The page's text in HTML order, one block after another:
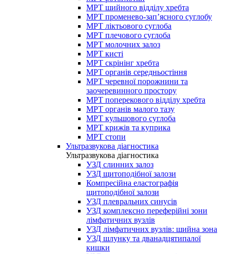
МРТ шийного відділу хребта
МРТ променево-зап’ясного суглобу
МРТ ліктьового суглоба
МРТ плечового суглоба
МРТ молочних залоз
МРТ кисті
МРТ скрінінг хребта
МРТ органів середньостіння
МРТ черевної порожнини та
заочеревинного простору
МРТ поперекового відділу хребта
МРТ органів малого тазу
МРТ кульшового суглоба
МРТ крижів та куприка
МРТ стопи
Ультразвукова діагностика
Ультразвукова діагностика
УЗД слинних залоз
УЗД щитоподібної залози
Компресійна еластографія
щитоподібної залози
УЗД плевральних синусів
УЗД комплексно переферійні зони
лімфатичних вузлів
УЗД лімфатичних вузлів: шийна зона
УЗД шлунку та дванадцятипалої
кишки